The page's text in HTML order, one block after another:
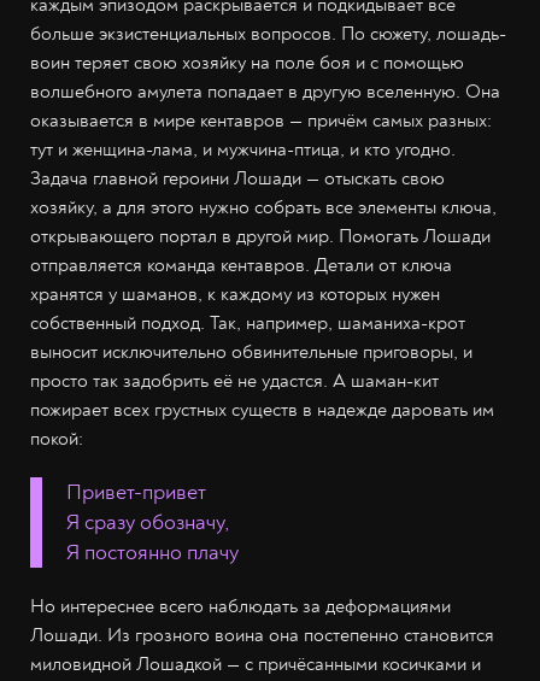
каждым эпизодом раскрывается и подкидывает всё
больше экзистенциальных вопросов. По сюжету, лошадь-
воин теряет свою хозяйку на поле боя и с помощью
волшебного амулета попадает в другую вселенную. Она
оказывается в мире кентавров — причём самых разных:
тут и женщина-лама, и мужчина-птица, и кто угодно.
Задача главной героини Лошади — отыскать свою
хозяйку, а для этого нужно собрать все элементы ключа,
открывающего портал в другой мир. Помогать Лошади
отправляется команда кентавров. Детали от ключа
хранятся у шаманов, к каждому из которых нужен
собственный подход. Так, например, шаманиха-крот
выносит исключительно обвинительные приговоры, и
просто так задобрить её не удастся. А шаман-кит
пожирает всех грустных существ в надежде даровать им
покой:
Привет-привет
Я сразу обозначу,
Я постоянно плачу
Но интереснее всего наблюдать за деформациями
Лошади. Из грозного воина она постепенно становится
миловидной Лошадкой — с причёсанными косичками и